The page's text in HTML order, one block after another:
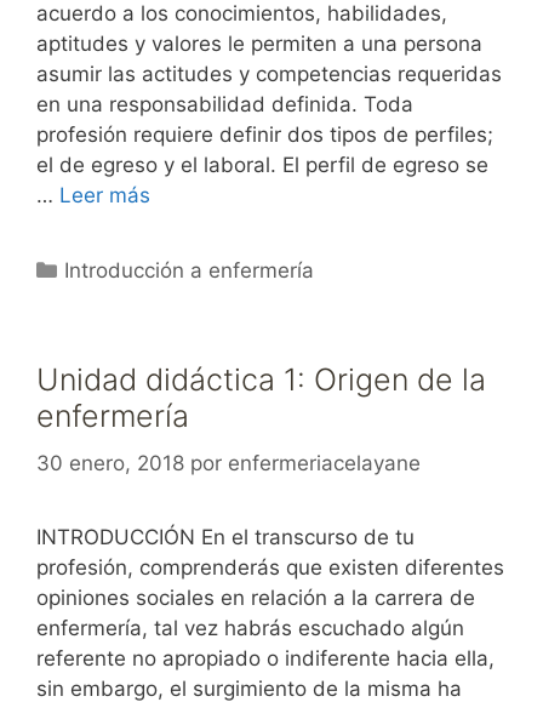
acuerdo a los conocimientos, habilidades,
aptitudes y valores le permiten a una persona
asumir las actitudes y competencias requeridas
en una responsabilidad definida. Toda
profesión requiere definir dos tipos de perfiles;
el de egreso y el laboral. El perfil de egreso se
… Leer más
Categorías
Introducción a enfermería
Unidad didáctica 1: Origen de la
enfermería
30 enero, 2018 por enfermeriacelayane
INTRODUCCIÓN En el transcurso de tu
profesión, comprenderás que existen diferentes
opiniones sociales en relación a la carrera de
enfermería, tal vez habrás escuchado algún
referente no apropiado o indiferente hacia ella,
sin embargo, el surgimiento de la misma ha